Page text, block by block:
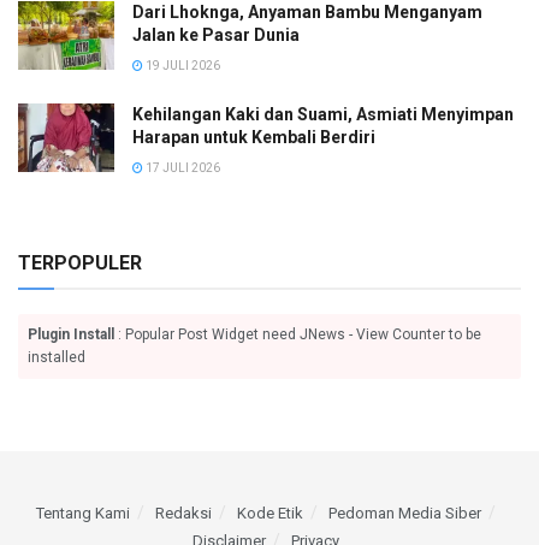
Dari Lhoknga, Anyaman Bambu Menganyam
Jalan ke Pasar Dunia
19 JULI 2026
Kehilangan Kaki dan Suami, Asmiati Menyimpan
Harapan untuk Kembali Berdiri
17 JULI 2026
TERPOPULER
Plugin Install
: Popular Post Widget need JNews - View Counter to be
installed
Tentang Kami Redaksi Kode Etik
Pedoman Media Siber
Disclaimer
Privacy